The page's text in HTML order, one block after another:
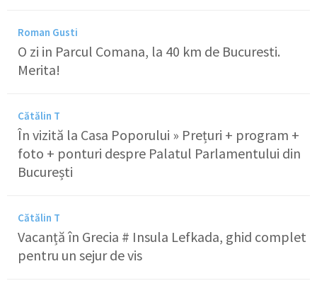
Roman Gusti
O zi in Parcul Comana, la 40 km de Bucuresti.
Merita!
Cătălin T
În vizită la Casa Poporului » Prețuri + program +
foto + ponturi despre Palatul Parlamentului din
București
Cătălin T
Vacanță în Grecia # Insula Lefkada, ghid complet
pentru un sejur de vis